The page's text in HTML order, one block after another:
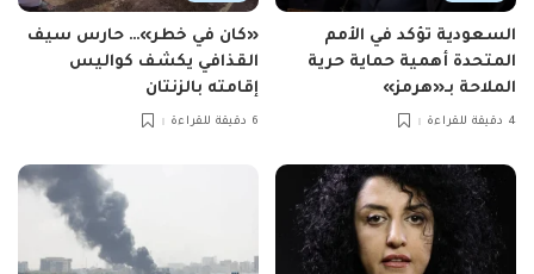
السعودية تؤكد في الأمم
المتحدة أهمية حماية حرية
الملاحة بـ«هرمز»
4 دقيقة للقراءة
«كان في خطر»… حارس سيف
القذافي يكشف كواليس
إقامته بالزنتان
6 دقيقة للقراءة